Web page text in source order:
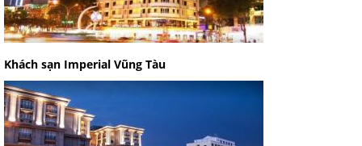
Khách sạn Imperial Vũng Tàu